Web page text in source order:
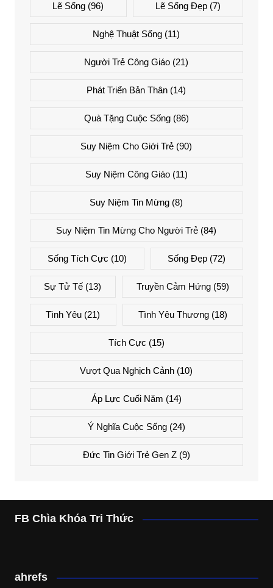
Lẽ Sống (96) Lẽ Sống Đẹp(7)
Nghệ Thuật Sống (11)
Người Trẻ Công Giáo (21)
Phát Triển Bản Thân (14)
Quà Tặng Cuộc Sống(86)
Suy Niệm Cho Giới Trẻ (90)
Suy Niệm Công Giáo(11)
Suy Niệm Tin Mừng (8)
Suy Niệm Tin Mừng Cho Người Trẻ (84)
Sống Tích Cực (10) Sống Đẹp (72)
Sự Tử Tế (13) Truyền Cảm Hứng(59)
Tình Yêu (21) Tình Yêu Thương(18)
Tích Cực (15)
Vượt Qua Nghịch Cảnh (10)
Áp Lực Cuối Năm (14)
Ý Nghĩa Cuộc Sống(24)
Đức Tin Giới Trẻ Gen Z(9)
FB Chìa Khóa Tri Thức
ahrefs